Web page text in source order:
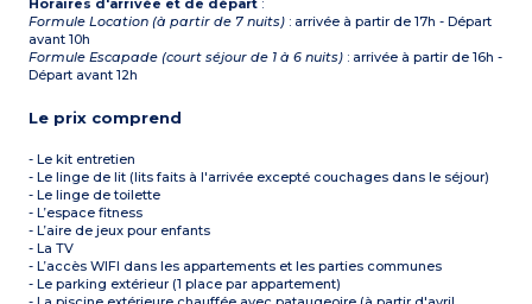
Horaires d'arrivée et de départ :
Formule Location (à partir de 7 nuits) : arrivée à partir de 17h - Départ
avant 10h
Formule Escapade (court séjour de 1 à 6 nuits) : arrivée à partir de 16h -
Départ avant 12h
Le prix comprend
- Le kit entretien
- Le linge de lit (lits faits à l'arrivée excepté couchages dans le séjour)
- Le linge de toilette
- L’espace fitness
- L’aire de jeux pour enfants
- La TV
- L’accès WIFI dans les appartements et les parties communes
- Le parking extérieur (1 place par appartement)